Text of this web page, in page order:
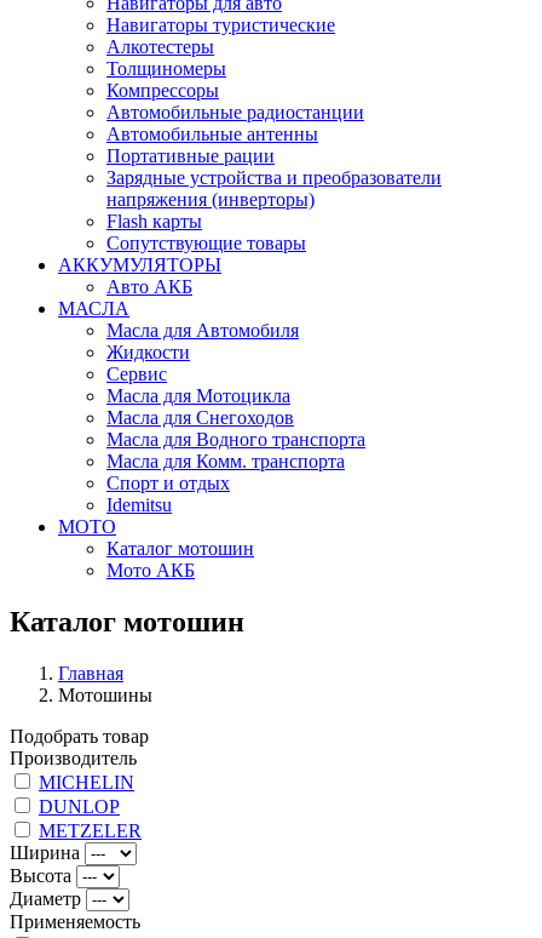
Навигаторы туристические
Алкотестеры
Толщиномеры
Компрессоры
Автомобильные радиостанции
Автомобильные антенны
Портативные рации
Зарядные устройства и преобразователи
напряжения (инверторы)
Flash карты
Сопутствующие товары
АККУМУЛЯТОРЫ
Авто АКБ
МАСЛА
Масла для Автомобиля
Жидкости
Сервис
Масла для Мотоцикла
Масла для Снегоходов
Масла для Водного транспорта
Масла для Комм. транспорта
Спорт и отдых
Idemitsu
МОТО
Каталог мотошин
Мото АКБ
Каталог мотошин
Главная
Мотошины
Подобрать товар
Производитель
MICHELIN
DUNLOP
METZELER
Ширина
Высота
Диаметр
Применяемость